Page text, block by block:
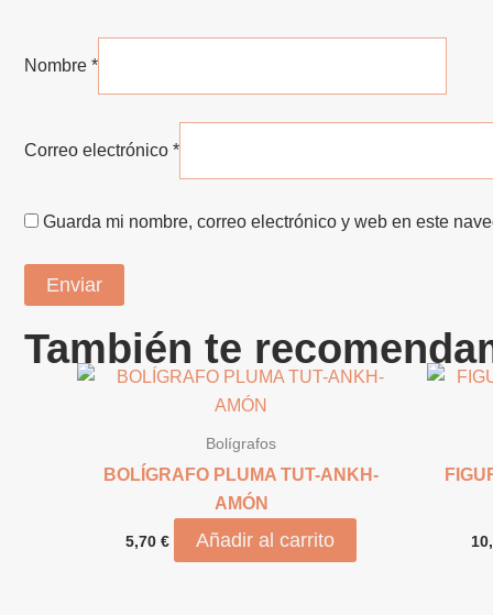
Nombre *
Correo electrónico *
Guarda mi nombre, correo electrónico y web en este
También te
Bolígrafos
BOLÍGRAFO PLUMA TUT-ANKH-
AMÓN
5,70 € Añadir al carrito